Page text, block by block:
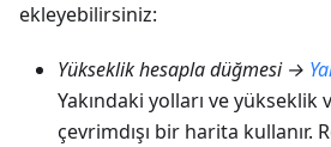
ekleyebilirsiniz:
Yükseklik hesapla düğmesi →
Yakındaki yolları ve
çevrimdışı bir harita kullanır.